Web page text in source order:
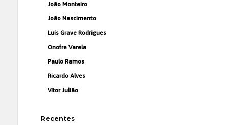
João Monteiro
João Nascimento
Luís Grave Rodrigues
Onofre Varela
Paulo Ramos
Ricardo Alves
Vítor Julião
Recentes